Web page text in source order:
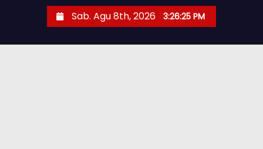
Sab. Agu 8th, 2026 3:26:27 PM